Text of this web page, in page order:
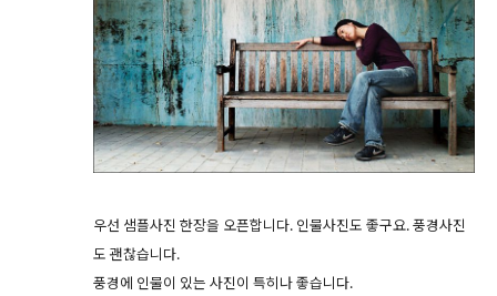
우선 샘플사진 한장을 오픈합니다. 인물사진도 좋구요. 풍경사진
도 괜찮습니다.
풍경에 인물이 있는 사진이 특히나 좋습니다.